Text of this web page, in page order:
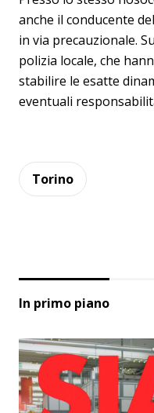
anche il conducente
in via precauzionale.
polizia locale, che
stabilire le esatte
eventuali
Torino
In primo piano